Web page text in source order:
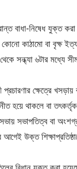
বাধা-নিষেধ যুক্ত করা
কাঠামো বা বৃক্ষ
সন্ধ্যা ৬টার মধ্যে
প্রচারণার ক্ষেত্রে খসড়ায়
হয়ে থাকলে বা
সভাপতিত্ব বা
উক্ত